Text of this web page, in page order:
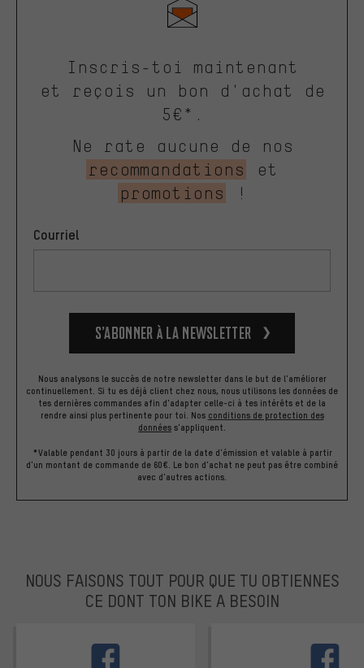
Inscris-toi maintenant
et reçois un bon d'achat de
5€*.
Ne rate aucune de nos
recommandations
et
promotions
!
Courriel
S’abonner à la newsletter
Nous analysons le succès de notre newsletter dans le but de l'améliorer
continuellement. Si tu es déjà client chez nous, nous utilisons les données de
tes dernières commandes afin d'adapter celle-ci à tes intérêts et de la
rendre ainsi plus pertinente pour toi. Nos conditions de protection des
données s'appliquent.
*Valable pendant 30 jours à partir de la date d'émission et valable à partir
d'un montant de commande de 60€. Le bon d'achat ne peut pas être combiné
avec d'autres actions.
NOUS FAISONS TOUT POUR QUE TU OBTIENNES
CE DONT TON BIKE A BESOIN